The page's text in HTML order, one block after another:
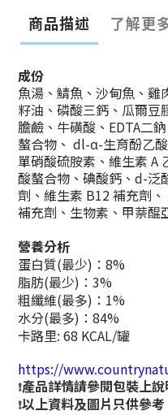
商品描述 了解更
成份
魚湯、鯖魚、沙甸魚、雞
籽油、磷酸三鈣、瓜爾豆
膽鹼、牛磺酸、EDTA二
螯合物、 dl-α-生育酚乙
單硝酸硫胺素、維生素 A
酸螯合物、碘酸鈣、d-泛
劑、維生素 B12 補充劑
補充劑、生物素、甲萘醌
營養分析
蛋白質(最少)：8%
脂肪(最少)：3%
粗纖維(最多)：1%
水分(最多)：84%
卡路里: 68 KCAL/罐
https://
❗產品詳情請參閱包裝上說
❗以上資料及圖片只供參